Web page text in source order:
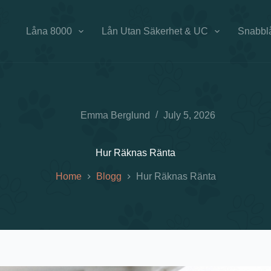
Låna 8000 Lån Utan Säkerhet & UC
Emma Berglund July 5, 2026
Hur Räknas Ränta
Home Blogg Hur Räknas Ränta